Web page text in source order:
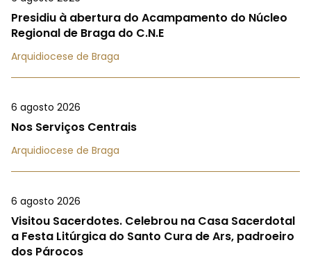
Presidiu à abertura do Acampamento do Núcleo
Regional de Braga do C.N.E
Arquidiocese de Braga
6 agosto 2026
Nos Serviços Centrais
Arquidiocese de Braga
6 agosto 2026
Visitou Sacerdotes. Celebrou na Casa Sacerdotal
a Festa Litúrgica do Santo Cura de Ars, padroeiro
dos Párocos